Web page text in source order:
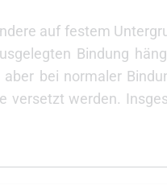
auf festem
Bindung
bei normaler
versetzt werden.